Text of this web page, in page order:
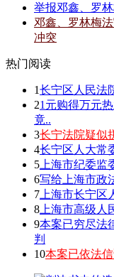
举报邓鑫、罗
邓鑫、罗林梅
冲突
热门阅读
1长宁区人民法
21元购得万元
竟..
3长宁法院疑似
4长宁区人大常
5 上海市纪委
6写给上海市政
7 上海市长宁
8 上海市高级
9本案已穷尽法
判
10本案已依法